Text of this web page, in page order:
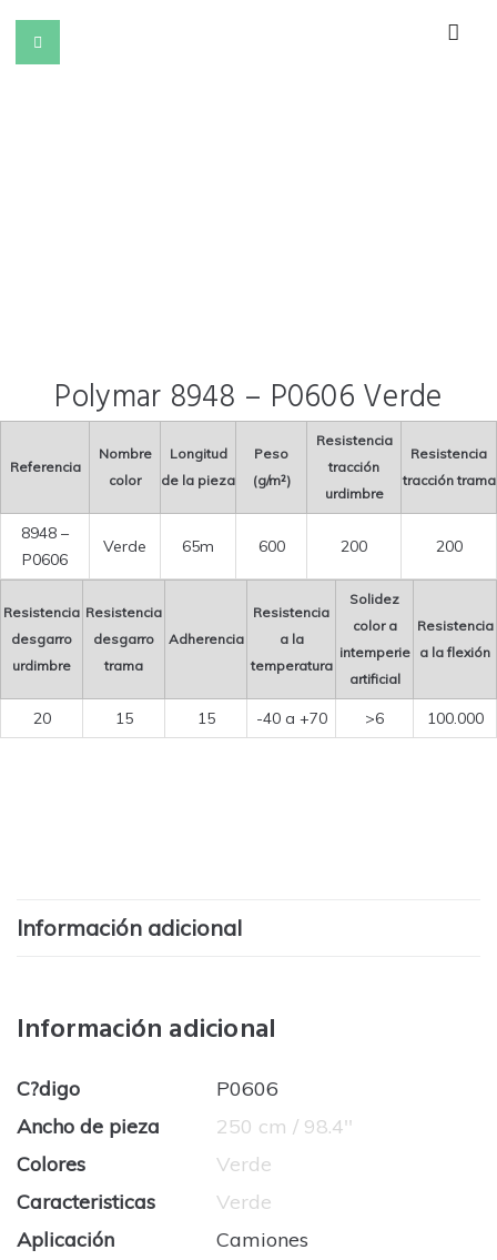
Polymar 8948 – P0606 Verde
Referencia
Nombre
color
Longitud
de la pieza
Peso
(g/m²)
Resistencia
tracción
urdimbre
Resistencia
tracción trama
8948 –
P0606
Verde 65m 600 200 200
Resistencia
desgarro
urdimbre
Resistencia
desgarro
trama
Adherencia
Resistencia
a la
temperatura
Solidez
color a
intemperie
artificial
Resistencia
a la flexión
20 15 15 -40 a +70 >6 100.000
Información adicional
Información adicional
C?digo
P0606
Ancho de pieza
250 cm / 98.4''
Colores
Verde
Caracteristicas
Verde
Aplicación
Camiones